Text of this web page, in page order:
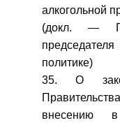
алкогольной
(докл. —
политике)
35. О
внесению в